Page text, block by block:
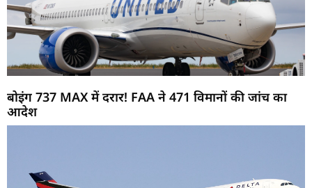
बोइंग 737 MAX में दरार! FAA ने 471 विमानों की जांच का
आदेश